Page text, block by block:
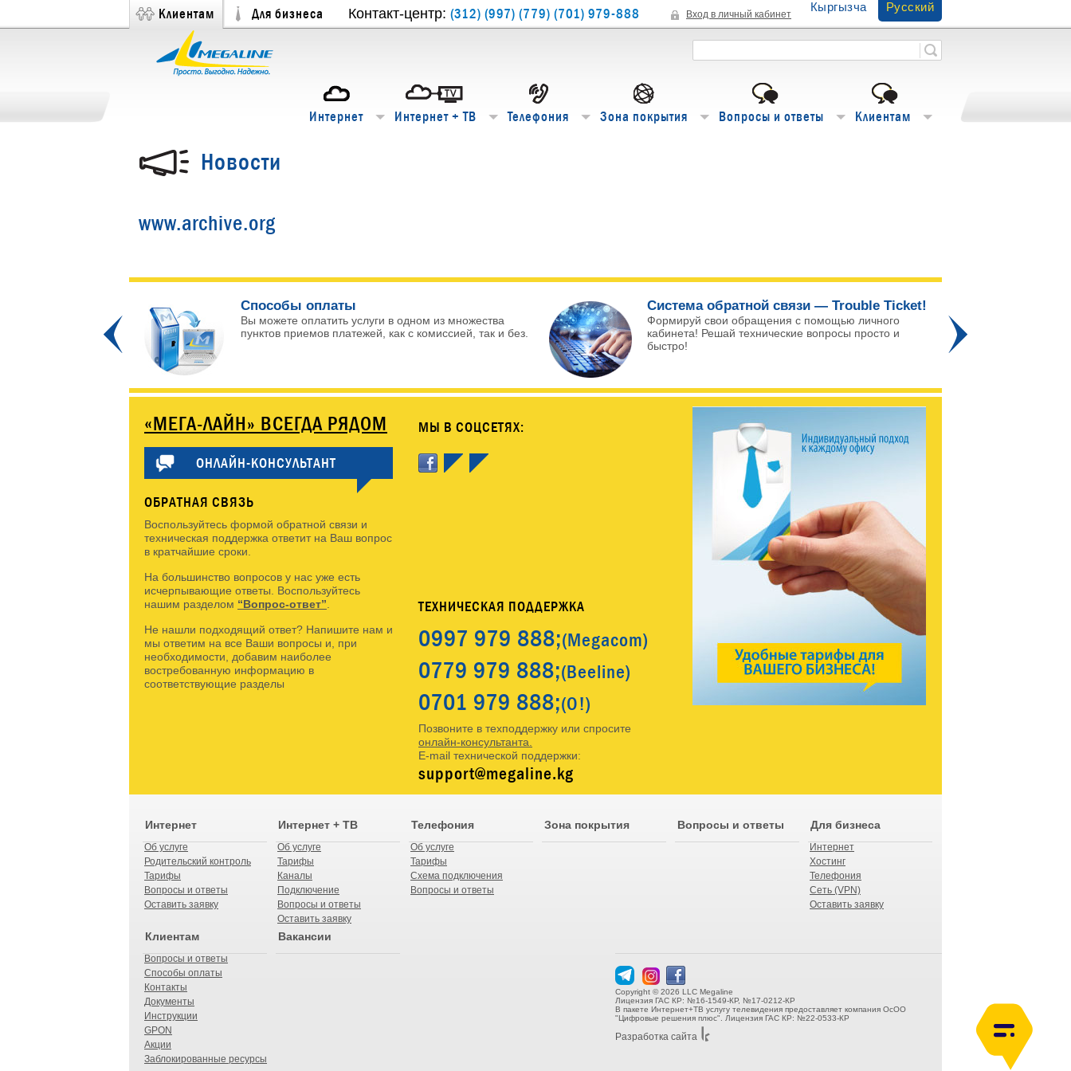
Клиентам Для бизнеса Контакт-центр: (312) (997) (779) (701) 979-888 Вход в личный кабинет
Интернет Интернет + ТВ Телефония Зона покрытия Вопросы и ответы Клиентам
Кыргызча Русский
Новости
www.archive.org
Способы оплаты
Вы можете оплатить услуги в одном из множества
пунктов приемов платежей, как с комиссией, так и без.
Система обратной связи — Trouble Ticket!
Формируй свои обращения с помощью личного
кабинета! Решай технические вопросы просто и
быстро!
Prev
«МЕГА-ЛАЙН» ВСЕГДА РЯДОМ
ОНЛАЙН-КОНСУЛЬТАНТ
ОБРАТНАЯ СВЯЗЬ
Воспользуйтесь формой обратной связи и
техническая поддержка ответит на Ваш вопрос
в кратчайшие сроки.
На большинство вопросов у нас уже есть
исчерпывающие ответы. Воспользуйтесь
нашим разделом “Вопрос-ответ”
Не нашли подходящий ответ? Напишите нам и
мы ответим на все Ваши вопросы и, при
необходимости, добавим наиболее
востребованную информацию в
соответствующие разделы
МЫ В СОЦСЕТЯХ:
ТЕХНИЧЕСКАЯ ПОДДЕРЖКА
0997 979 888;(Megacom)
0779 979 888;(Beeline)
0701 979 888;(O!)
Позвоните в техподдержку или спросите
онлайн-консультанта.
E-mail технической поддержки:
support@megaline.kg
Интернет
Об услуге
Родительский контроль
Тарифы
Вопросы и ответы
Оставить заявку
Интернет + ТВ
Об услуге
Тарифы
Каналы
Подключение
Вопросы и ответы
Оставить заявку
Телефония
Об услуге
Тарифы
Схема подключения
Вопросы и ответы
Зона покрытия Вопросы и ответы Для бизнеса
Интернет
Хостинг
Телефония
Сеть (VPN)
Оставить заявку
Клиентам
Вопросы и ответы
Способы оплаты
Контакты
Документы
Инструкции
GPON
Акции
Заблокированные ресурсы
Вакансии
Copyright © 2026 LLC Megaline
Лицензия ГАС КР: №16-1549-КР, №17-0212-КР
В пакете Интернет+ТВ услугу телевидения предоставляет компания ОсОО
"Цифровые решения плюс". Лицензия ГАС КР: №22-0533-КР
Разработка сайта